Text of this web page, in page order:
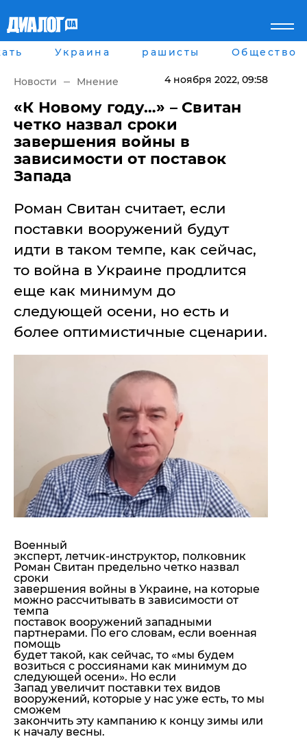
Главная
рассея
Мир
Беларусь
Военное обозрение
Наука и Техника
Экономика
Мнение
Пресса
Шоу-биз
Здоровье
Украина
Спорт
Культура
Города
Луганск
Киев
Харьков
Днепр
Львов
Одесса
Война на Донбассе и в
Крыму
"ДНР"
"ЛНР"
Лайф стайл
Здоровье
Стиль Диалога
Общество
Авторское
Мнение
Блоги
ИноСМИ
Украина рашисты Общество
Новости Мнение 4 ноября 2022, 09:58
«К Новому году…» – Свитан
четко назвал сроки
завершения войны в
зависимости от поставок
Запада
Роман Свитан считает, если
поставки вооружений будут
идти в таком темпе, как сейчас,
то война в Украине продлится
еще как минимум до
следующей осени, но есть и
более оптимистичные сценарии.
Военный
эксперт, летчик-инструктор, полковник
Роман Свитан предельно четко назвал
сроки
завершения войны в Украине, на которые
можно рассчитывать в зависимости от
темпа
поставок вооружений западными
партнерами. По его словам, если военная
помощь
будет такой, как сейчас, то «мы будем
возиться с россиянами как минимум до
следующей осени». Но если
Запад увеличит поставки тех видов
вооружений, которые у нас уже есть, то мы
сможем
закончить эту кампанию к концу зимы или
к началу весны.